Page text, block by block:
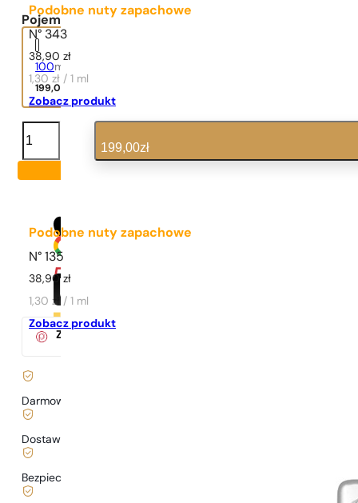
Podobne nuty zapachowe
N° 343
38,90zł
1,30 zł / 1 ml
Zobacz produkt
Podobne nuty zapachowe
N° 135
38,90zł
1,30 zł / 1 ml
Zobacz produkt
Pojemność:
100ml
199,00
ilość
Calvin
Klein
|
For
199,00zł
Za zakup tego produktu
Darmowa dostawa już
Dostawa już
Bezpieczne zakupy i płatności